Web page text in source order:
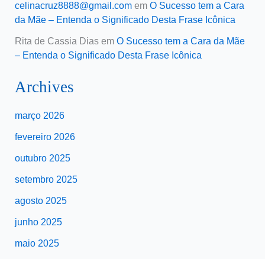
celinacruz8888@gmail.comem O Sucesso tem a Cara
da Mãe – Entenda o Significado Desta Frase Icônica
Rita de Cassia Diasem O Sucesso tem a Cara da Mãe
– Entenda o Significado Desta Frase Icônica
Archives
março 2026
fevereiro 2026
outubro 2025
setembro 2025
agosto 2025
junho 2025
maio 2025